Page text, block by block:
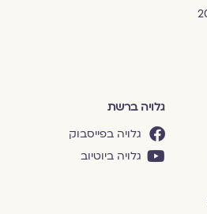
גלויה ברשת
גלויה בפייסבוק
גלויה ביוטיוב